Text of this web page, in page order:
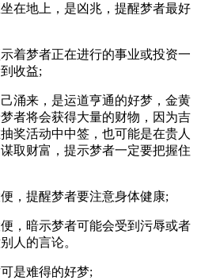
地上，是凶兆，提醒梦者最好
梦者正在进行的事业或投资一
收益;
来，是运道亨通的好梦，金黄
者将会获得大量的财物，因为吉
奖活动中中签，也可能是在贵人
取财富，提示梦者一定要把握住
提醒梦者要注意身体健康;
暗示梦者可能会受到污辱或者
人的言论。
是难得的好梦;